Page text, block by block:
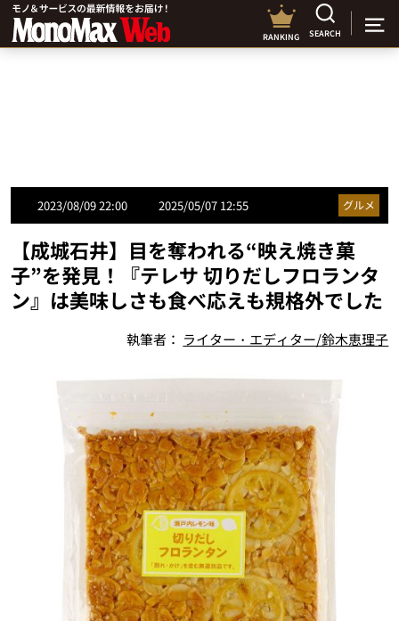
RANKING SEARCH
2023/08/09 22:00 2025/05/07 12:55 グルメ
【成城石井】目を奪われる“映え焼き菓
子”を発見！『テレサ 切りだしフロランタ
ン』は美味しさも食べ応えも規格外でした
執筆者： ライター・エディター/鈴木恵理子